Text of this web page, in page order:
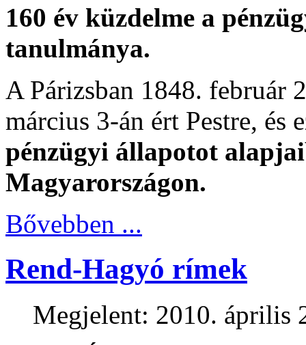
160 év küzdelme a
tanulmánya.
A Párizsban 1848. február
március 3-án ért Pestre, és
pénzügyi állapotot
Magyarországon.
Bővebben ...
Rend-Hagyó rímek
Megjelent: 2010. április